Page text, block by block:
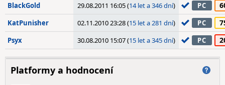
BlackGold 29.08.2011 16:05 (14 let a 346 dní) PC
KatPunisher 02.11.2010 23:28 (15 let a 281 dní) PC
Psyx 30.08.2010 15:07 (15 let a 345 dní) PC
Platformy a hodnocení